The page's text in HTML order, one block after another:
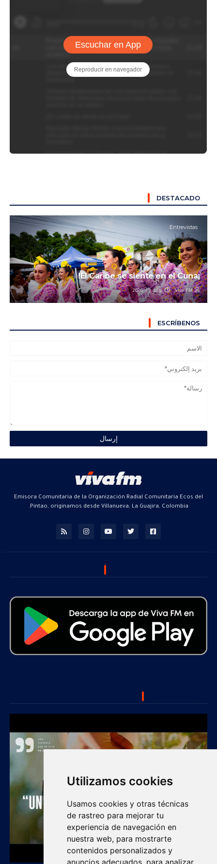
Utilizamos cookies
Usamos cookies y otras técnicas
de rastreo para mejorar tu
experiencia de navegación en
nuestra web, para mostrarte
contenidos personalizados y
anuncios adecuados, para analizar
DESTACADO
Entrevistas
¡El Caribe se siente en el Cuna!
Viva FM يوليو 19, 2026
ESCRÍBENOS
Emisora Comunitaria de la Organización Radial Comunitaria Ecos del
Pintao, originamos desde Villanueva, La Guajira, Colombia.